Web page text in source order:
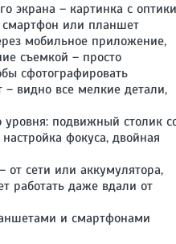
экрана – картинка с оптики
смартфон или планшет
мобильное приложение,
съемкой – просто
сфотографировать
– видно все мелкие детали,
уровня: подвижный столик
фокуса, двойная
от сети или аккумулятора,
работать даже вдали от
и смартфонами